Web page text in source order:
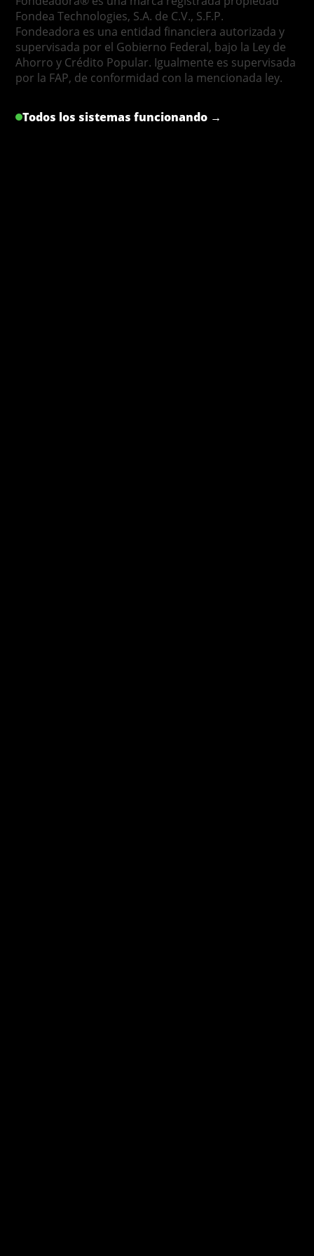
Fondea Technologies, S.A. de C.V., S.F.P.
Fondeadora es una entidad financiera autorizada y
supervisada por el Gobierno Federal, bajo la Ley de
Ahorro y Crédito Popular. Igualmente es supervisada
por la FAP, de conformidad con la mencionada ley.
Todos los sistemas funcionando →